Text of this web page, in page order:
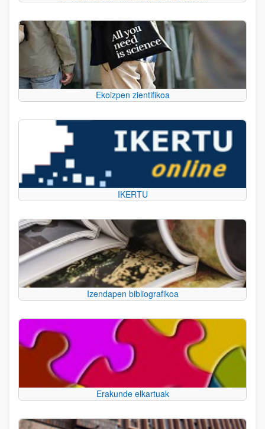
Ekoizpen zientifikoa
IKERTU
Izendapen bibliografikoa
Erakunde elkartuak